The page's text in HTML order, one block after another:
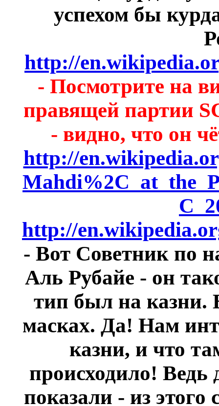
успехом бы
http://
- Посмотрите на
правящей партии
- видно, что он
http://
http://
- Вот Советник по
Аль Рубайе - он
тип был на казни.
масках. Да! Нам
казни, и что
происходило! Ведь
показали - из этого